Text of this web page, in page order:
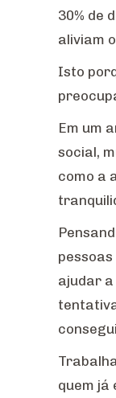
30% de
aliviam
Isto
Em um
social,
como a
ajudar a
quem já